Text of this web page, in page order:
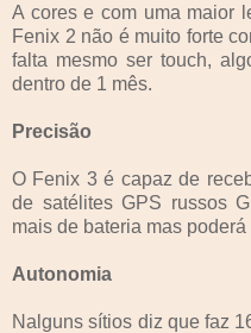
A cores e com uma maior
Fenix 2 não é muito forte
falta mesmo ser touch,
dentro de 1 mês.
Precisão
O Fenix 3 é capaz de
de satélites GPS russos
mais de bateria mas
Autonomia
Nalguns sítios diz que faz